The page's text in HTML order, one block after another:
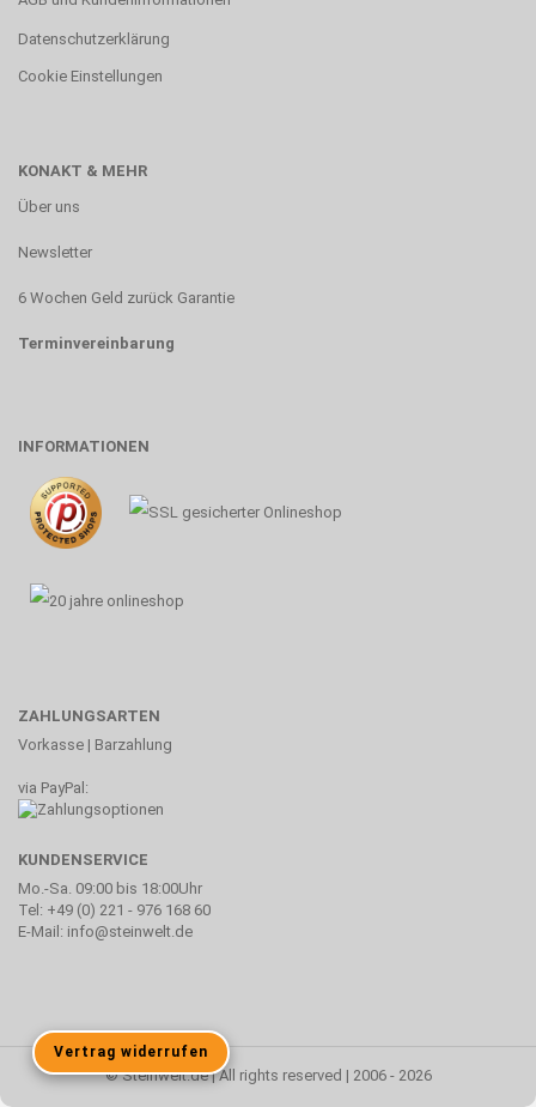
Datenschutzerklärung
Cookie Einstellungen
KONAKT & MEHR
Über uns
Newsletter
6 Wochen Geld zurück Garantie
Terminvereinbarung
INFORMATIONEN
ZAHLUNGSARTEN
Vorkasse | Barzahlung
via PayPal:
KUNDENSERVICE
Mo.-Sa. 09:00 bis 18:00Uhr
Tel: +49 (0) 221 - 976 168 60
E-Mail: info@steinwelt.de
Vertrag widerrufen
© Steinwelt.de | All rights reserved | 2006 - 2026